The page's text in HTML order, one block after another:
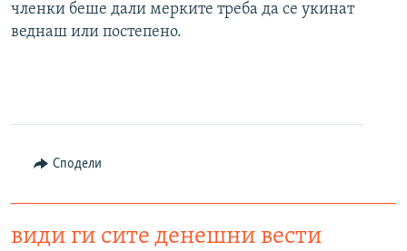
членки беше дали мерките треба да се укинат
веднаш или постепено.
Сподели
види ги сите денешни вести